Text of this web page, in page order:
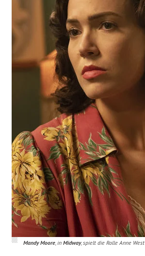
Mandy Moore, in Midway, spielt die Rolle Anne